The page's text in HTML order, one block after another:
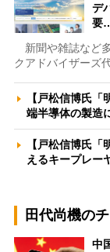
デ
要
新聞や雑誌など
クアドバイザーズ
【戸松信博氏
端半導体の製造
【戸松信博氏
えるキープレ
田代尚機の
中